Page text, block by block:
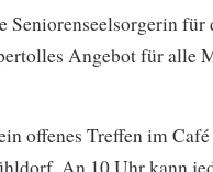
Seniorenseelsorgerin für
Angebot für alle
offenes Treffen im
An 10 Uhr kann